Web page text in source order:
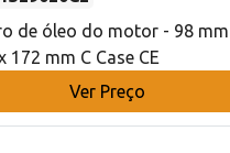
de óleo do motor - 98 mm
172 mm C Case CE
Ver Preço